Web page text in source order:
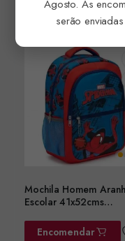
Encomendar
Mochila Homem
Escolar 41x52cms
Encomendar
Agosto. As
serão